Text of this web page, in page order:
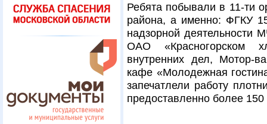
Ребята побывали в 11-ти
района, а именно: ФГКУ
надзорной деятельности
ОАО «Красногорском
внутренних дел, Мотор-
кафе «Молодежная
запечатлели работу
предоставленно более